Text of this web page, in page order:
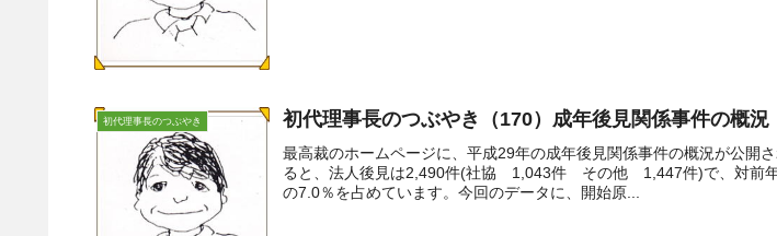
初代理事長のつぶやき 初代理事長のつぶやき（170）成年後見関係事件の概況
最高裁のホームページに、平成29年の成年後見関係事件の概況が公開
ると、法人後見は2,490件(社協 1,043件 その他 1,447件)で、対前
の7.0％を占めています。今回のデータに、開始原...